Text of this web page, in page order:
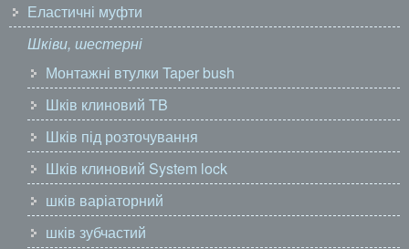
Еластичні муфти
Шківи, шестерні
Монтажні втулки Taper bush
Шків клиновий TB
Шків під розточування
Шків клиновий System lock
шків варіаторний
шків зубчастий